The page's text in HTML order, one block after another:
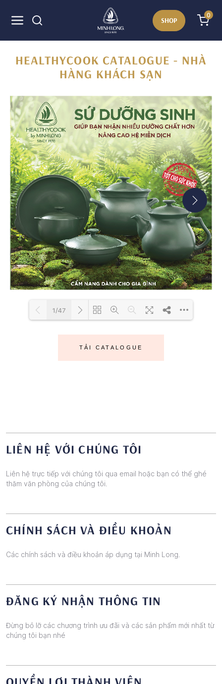
SHOP
0
HEALTHYCOOK CATALOGUE - NHÀ
HÀNG KHÁCH SẠN
DearFlip: Loading WEBGL
1/47
TẢI CATALOGUE
LIÊN HỆ VỚI CHÚNG TÔI
Liên hệ trực tiếp với chúng tôi qua email hoặc bạn có thể ghé
thăm văn phòng của chúng tôi.
CHÍNH SÁCH VÀ ĐIỀU KHOẢN
Các chính sách và điều khoản áp dụng tại Minh Long.
ĐĂNG KÝ NHẬN THÔNG TIN
Đừng bỏ lỡ các chương trình ưu đãi và các sản phẩm mới nhất từ
chúng tôi bạn nhé